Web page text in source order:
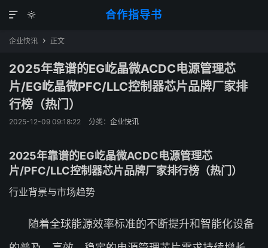
合作指导书


企业快讯  正文
2025年靠谱的EG屹晶微ACDC电源管理芯
片/EG屹晶微PFC/LLC控制器芯片品牌厂家排
行榜（热门）
2025-12-09 09:18:22 分类： 企业快讯
2025年靠谱的EG屹晶微ACDC电源管理芯
片/PFC/LLC控制器芯片品牌厂家排行榜（热门）
行业背景与市场趋势
随着全球能源效率标准的不断提升和智能化设备